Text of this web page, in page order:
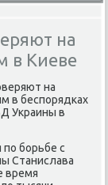
на
в Киеве
на
в беспорядках
Украины в
по борьбе с
Станислава
время